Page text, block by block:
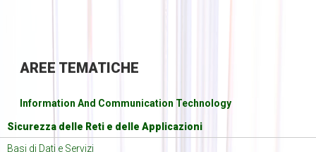
AREE TEMATICHE
Information And Communication Technology
Sicurezza delle Reti e delle Applicazioni
Basi di Dati e Servizi